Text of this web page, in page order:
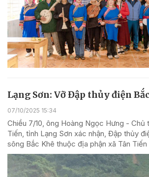
Lạng Sơn: Vỡ Đập thủy điện
07/10/2025 15:34
Chiều 7/10, ông Hoàng Ngọc Hưng - Chủ
Tiến, tỉnh Lạng Sơn xác nhận, Đập thủy
sông Bắc Khê thuộc địa phận xã Tân